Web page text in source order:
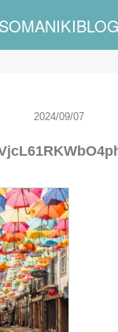
SOMANIKIBLOG
2024/09/07